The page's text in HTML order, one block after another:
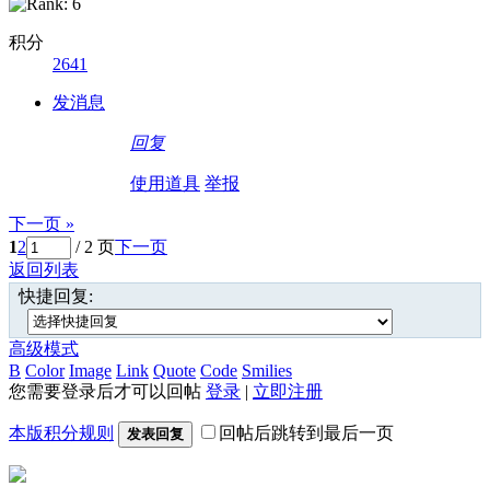
积分
2641
发消息
回复
使用道具 举报
下一页 »
12 / 2 页下一页
返回列表
快捷回复:
高级模式
B Color Image Link Quote Code Smilies
您需要登录后才可以回帖 登录 | 立即注册
本版积分规则 发表回复 回帖后跳转到最后一页